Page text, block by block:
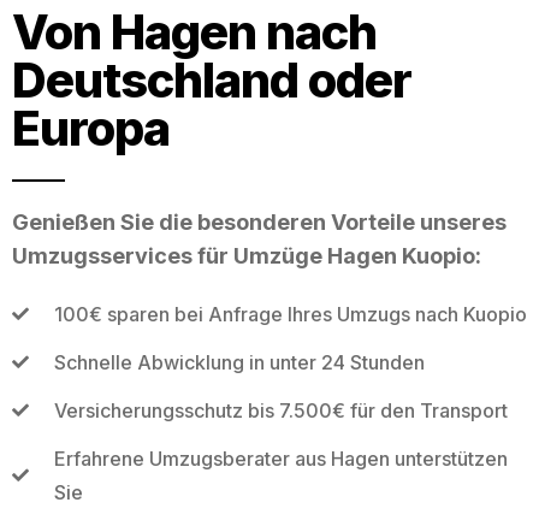
Von Hagen nach
Deutschland oder
Europa
Genießen Sie die besonderen Vorteile unseres
Umzugsservices für Umzüge Hagen Kuopio:
100€ sparen bei Anfrage Ihres Umzugs nach Kuopio
Schnelle Abwicklung in unter 24 Stunden
Versicherungsschutz bis 7.500€ für den Transport
Erfahrene Umzugsberater aus Hagen unterstützen
Sie